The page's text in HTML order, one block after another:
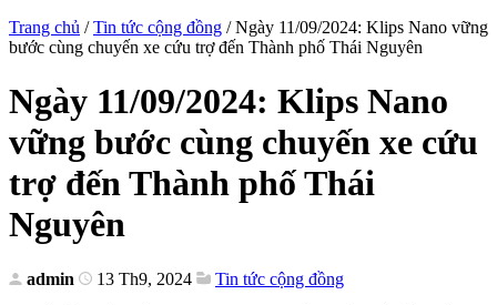
Trang chủ /Tin tức cộng đồng /Ngày 11/09/2024: Klips Nano vững
bước cùng chuyến xe cứu trợ đến Thành phố Thái Nguyên
Ngày 11/09/2024: Klips Nano
vững bước cùng chuyến xe cứu
trợ đến Thành phố Thái
Nguyên
admin 13 Th9, 2024
Tin tức cộng đồng